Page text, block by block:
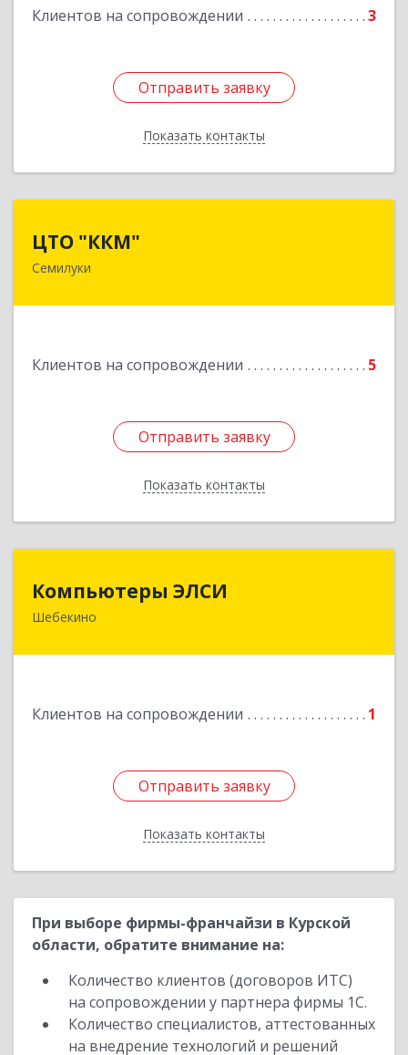
Клиентов на сопровождении 3
Отправить заявку
Показать контакты
Отправить заявку
Назад
ЦТО "ККМ"
Семилуки
Клиентов на сопровождении 5
Отправить заявку
Показать контакты
Отправить заявку
Назад
Компьютеры ЭЛСИ
Шебекино
Клиентов на сопровождении 1
Отправить заявку
Показать контакты
Отправить заявку
Назад
При выборе фирмы-франчайзи в Курской
области, обратите внимание на:
Количество клиентов (договоров ИТС)
на сопровождении у партнера фирмы 1С.
Количество специалистов, аттестованных
на внедрение технологий и решений